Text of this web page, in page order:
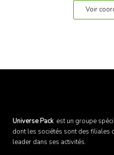
Voir
Universe Packest un groupe
dont les sociétés sont des filiales
leader dans ses activités.